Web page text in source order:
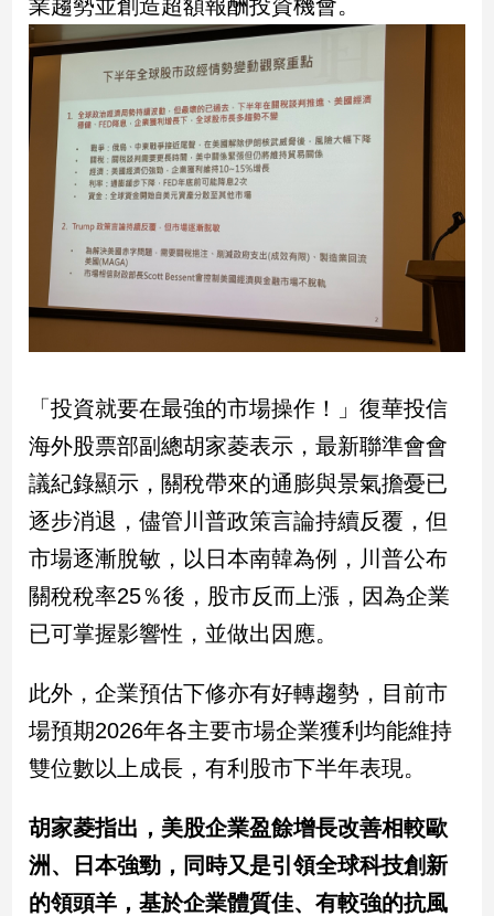
子/
感
情
影
推
薦
戲
運
動
物
Pet
影
專
區
作
媒
體
業趨勢並創造超額報酬投資機會。
「投資就要在最強的市場操作！」復華投信
海外股票部副總胡家菱表示，最新聯準會會
議紀錄顯示，關稅帶來的通膨與景氣擔憂已
逐步消退，儘管川普政策言論持續反覆，但
市場逐漸脫敏，以日本南韓為例，川普公布
關稅稅率25％後，股市反而上漲，因為企業
已可掌握影響性，並做出因應。
此外，企業預估下修亦有好轉趨勢，目前市
場預期2026年各主要市場企業獲利均能維持
雙位數以上成長，有利股市下半年表現。
胡家菱指出，美股企業盈餘增長改善相較歐
洲、日本強勁，同時又是引領全球科技創新
的領頭羊，基於企業體質佳、有較強的抗風